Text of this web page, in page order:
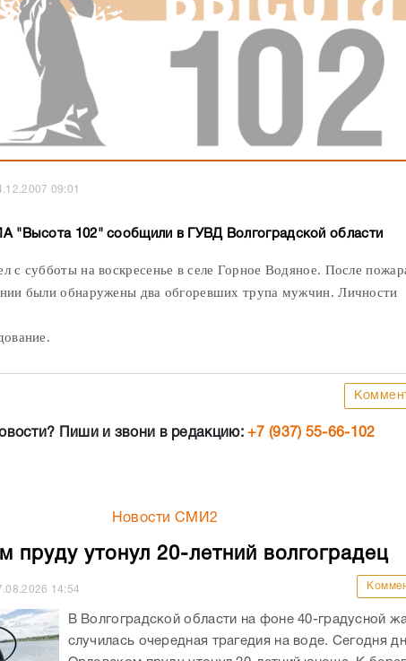
09:01
"Высота 102" сообщили в ГУВД Волгоградской области
с субботы на воскресенье в селе Горное Водяное. После
были обнаружены два обгоревших трупа мужчин. Личности
Пиши и звони в редакцию:+7 (937) 55-66-102
Новости СМИ2
пруду утонул 20-летний волгоградец
14:54
В Волгоградской области на фоне 40-градусной
случилась очередная трагедия на воде. Сегодня